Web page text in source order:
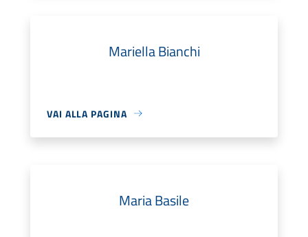
Mariella Bianchi
VAI ALLA PAGINA
Maria Basile